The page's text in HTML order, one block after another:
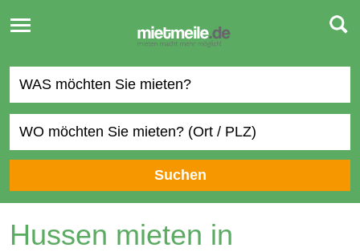
Toggle
navigation
Suchen
Hussen mieten in